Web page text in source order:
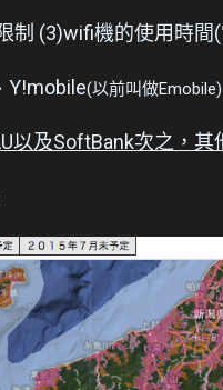
制 (3)wifi機的使用時間
Y!mobile(以前叫做Emobile)
及SoftBank次之，